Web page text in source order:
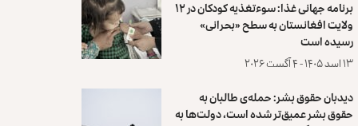
برنامه جهانی غذا: سوءتغذیه کودکان در ۱۲
ولایت افغانستان به سطح «بحرانی»
رسیده است
۱۳ اسد ۱۴۰۵ - ۴ آگست ۲۰۲۶
دیدبان حقوق بشر: حمله‌ی طالبان به
حقوق بشر عمیق‌تر شده است، دولت‌ها به